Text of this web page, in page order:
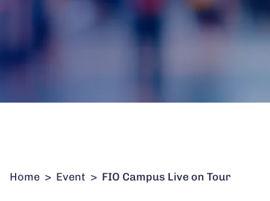
Home > Event > FIO Campus Live on Tour